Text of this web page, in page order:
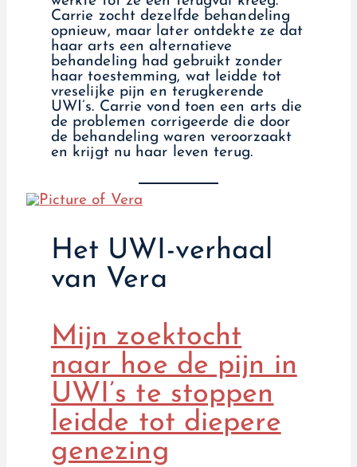
Carrie zocht dezelfde behandeling
opnieuw, maar later ontdekte ze dat
haar arts een alternatieve
behandeling had gebruikt zonder
haar toestemming, wat leidde tot
vreselijke pijn en terugkerende
UWI’s. Carrie vond toen een arts die
de problemen corrigeerde die door
de behandeling waren veroorzaakt
en krijgt nu haar leven terug.
Het UWI-verhaal
van Vera
Mijn zoektocht
naar hoe de pijn in
UWI’s te stoppen
leidde tot diepere
genezing